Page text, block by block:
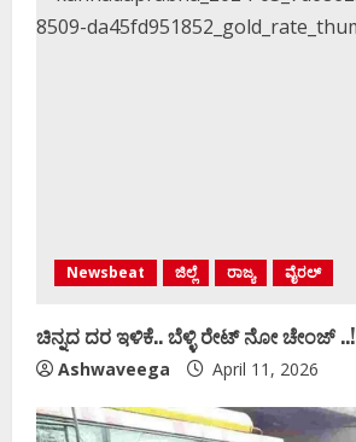
Newsbeat ಜಿಲ್ಲೆ ರಾಜ್ಯ ವೈರಲ್
ಚಿನ್ನದ ದರ ಇಳಿಕೆ.. ಬೆಳ್ಳಿ ರೇಟ್‌ ನೋ ಚೇಂಜ್‌ ..!
Ashwaveega April 11, 2026